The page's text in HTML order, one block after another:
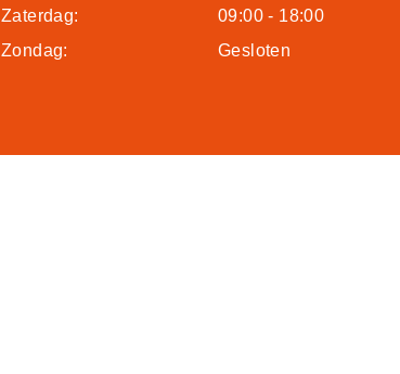
Zaterdag:
09:00 - 18:00
Zondag:
Gesloten